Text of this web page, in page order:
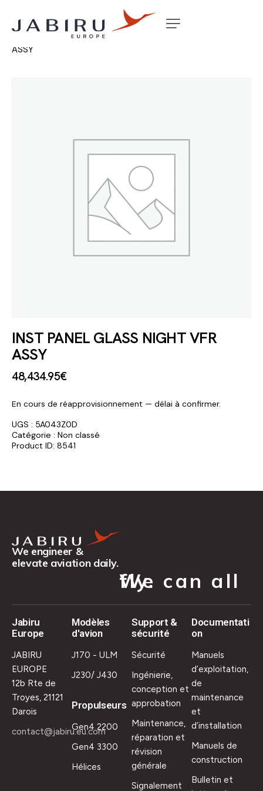
Accueil Non classé
ASSY
INST PANEL GLASS NIGHT VFR
ASSY
48,434.95€
En cours de réapprovisionnement — délai à confirmer.
UGS : 5A043Z0D
Catégorie : Non classé
Product ID: 8541
We engineer &
elevate aviation daily.
We can all fly.
Jabiru
Europe
JABIRU
EUROPE
12b Rte de
Troyes, 21121
Darois
contact@jabiru.eu.com
Modèles
d'avion
J170 - ULM
J230/ J430
Propulseurs
Gen4 2200
Gen4 3300
Hélices
Support &
sécurité
Sécurité
Ingénierie,
conception et
approbation
Maintenance,
réparation et
révision
générale
Signalement
Documentati
on
Manuels
d’exploitation,
de
maintenance
et
d’installation
Manuels de
construction
Bulletin et